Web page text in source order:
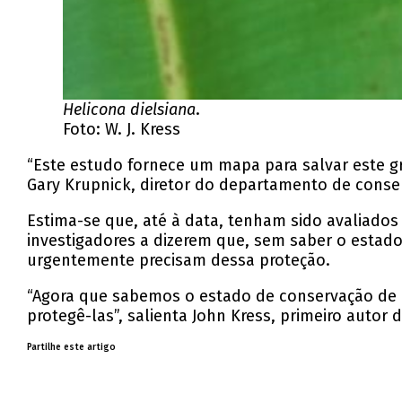
Helicona dielsiana.
Foto: W. J. Kress
“Este estudo fornece um mapa para salvar este
Gary Krupnick, diretor do departamento de
Estima-se que, até à data, tenham sido
investigadores a dizerem que, sem saber o
urgentemente precisam dessa proteção.
“Agora que sabemos o estado de conservação
protegê-las”, salienta John Kress, primeiro autor
Partilhe este artigo